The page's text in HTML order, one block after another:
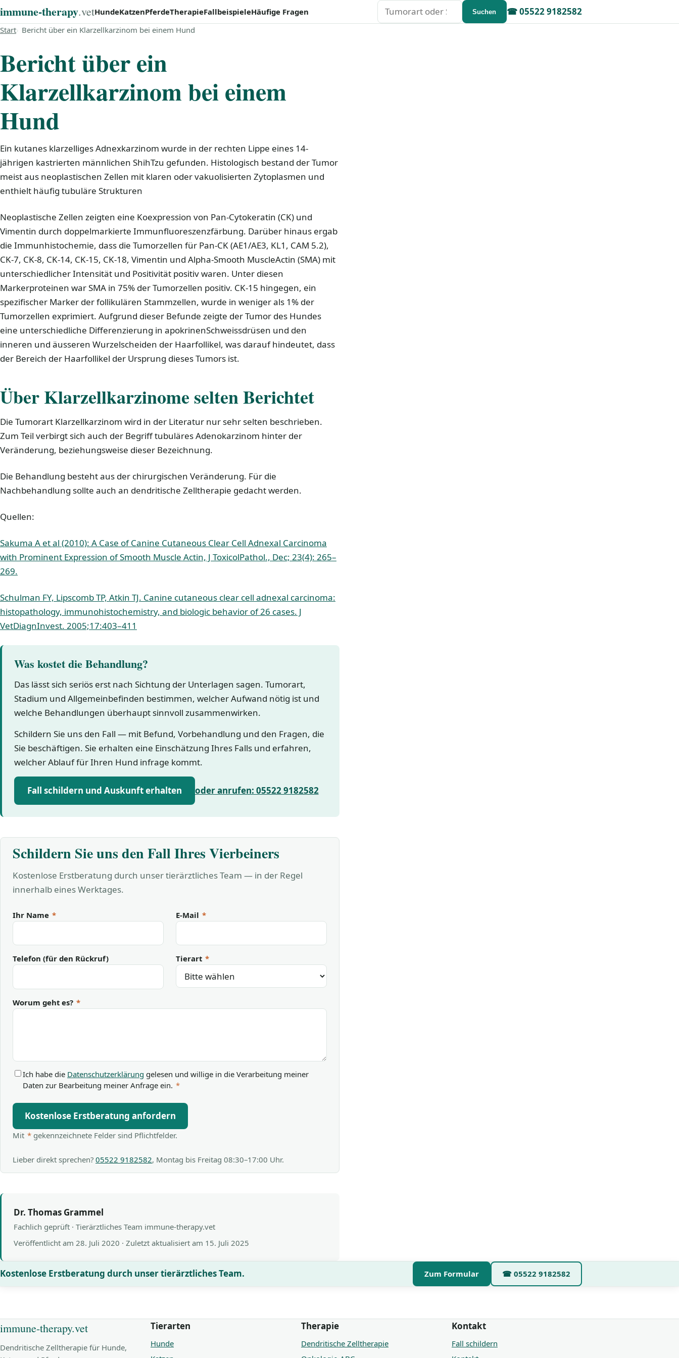
immune‑therapy.vet ☎05522 9182582
HundeKatzenPferdeTherapieFallbeispieleHäufige Fragen Suchen Suchen
Start Bericht über ein Klarzellkarzinom bei einem Hund
Bericht über ein
Klarzellkarzinom bei einem
Hund
Ein kutanes klarzelliges Adnexkarzinom wurde in der rechten Lippe eines 14-
jährigen kastrierten männlichen ShihTzu gefunden. Histologisch bestand der Tumor
meist aus neoplastischen Zellen mit klaren oder vakuolisierten Zytoplasmen und
enthielt häufig tubuläre Strukturen
Neoplastische Zellen zeigten eine Koexpression von Pan-Cytokeratin (CK) und
Vimentin durch doppelmarkierte Immunfluoreszenzfärbung. Darüber hinaus ergab
die Immunhistochemie, dass die Tumorzellen für Pan-CK (AE1/AE3, KL1, CAM 5.2),
CK-7, CK-8, CK-14, CK-15, CK-18, Vimentin und Alpha-Smooth MuscleActin (SMA) mit
unterschiedlicher Intensität und Positivität positiv waren. Unter diesen
Markerproteinen war SMA in 75% der Tumorzellen positiv. CK-15 hingegen, ein
spezifischer Marker der follikulären Stammzellen, wurde in weniger als 1% der
Tumorzellen exprimiert. Aufgrund dieser Befunde zeigte der Tumor des Hundes
eine unterschiedliche Differenzierung in apokrinenSchweissdrüsen und den
inneren und äusseren Wurzelscheiden der Haarfollikel, was darauf hindeutet, dass
der Bereich der Haarfollikel der Ursprung dieses Tumors ist.
Über Klarzellkarzinome selten Berichtet
Die Tumorart Klarzellkarzinom wird in der Literatur nur sehr selten beschrieben.
Zum Teil verbirgt sich auch der Begriff tubuläres Adenokarzinom hinter der
Veränderung, beziehungsweise dieser Bezeichnung.
Die Behandlung besteht aus der chirurgischen Veränderung. Für die
Nachbehandlung sollte auch an dendritische Zelltherapie gedacht werden.
Quellen:
Sakuma A et al (2010): A Case of Canine Cutaneous Clear Cell Adnexal Carcinoma
with Prominent Expression of Smooth Muscle Actin, J ToxicolPathol., Dec; 23(4): 265–
269.
Schulman FY, Lipscomb TP, Atkin TJ. Canine cutaneous clear cell adnexal carcinoma:
histopathology, immunohistochemistry, and biologic behavior of 26 cases. J
VetDiagnInvest. 2005;17:403–411
Was kostet die Behandlung?
Das lässt sich seriös erst nach Sichtung der Unterlagen sagen. Tumorart,
Stadium und Allgemeinbefinden bestimmen, welcher Aufwand nötig ist und
welche Behandlungen überhaupt sinnvoll zusammenwirken.
Schildern Sie uns den Fall — mit Befund, Vorbehandlung und den Fragen, die
Sie beschäftigen. Sie erhalten eine Einschätzung Ihres Falls und erfahren,
welcher Ablauf für Ihren Hund infrage kommt.
Fall schildern und Auskunft erhalten oder anrufen: 05522 9182582
Schildern Sie uns den Fall Ihres Vierbeiners
Kostenlose Erstberatung durch unser tierärztliches Team — in der Regel
innerhalb eines Werktages.
Ihr Name * E-Mail *
Telefon (für den Rückruf) Tierart *
Worum geht es? *
Ich habe die Datenschutzerklärung gelesen und willige in die Verarbeitung meiner
Daten zur Bearbeitung meiner Anfrage ein. *
Kostenlose Erstberatung anfordern
Mit * gekennzeichnete Felder sind Pflichtfelder.
Lieber direkt sprechen? 05522 9182582, Montag bis Freitag 08:30–17:00 Uhr.
Dr. Thomas Grammel
Fachlich geprüft · Tierärztliches Team immune-therapy.vet
Veröffentlicht am 28. Juli 2020 · Zuletzt aktualisiert am 15. Juli 2025
Kostenlose Erstberatung durch unser tierärztliches Team. Zum Formular ☎ 05522 9182582
immune-therapy.vet
Dendritische Zelltherapie für Hunde,
Tierarten
Hunde
Therapie
Dendritische Zelltherapie
Kontakt
Fall schildern